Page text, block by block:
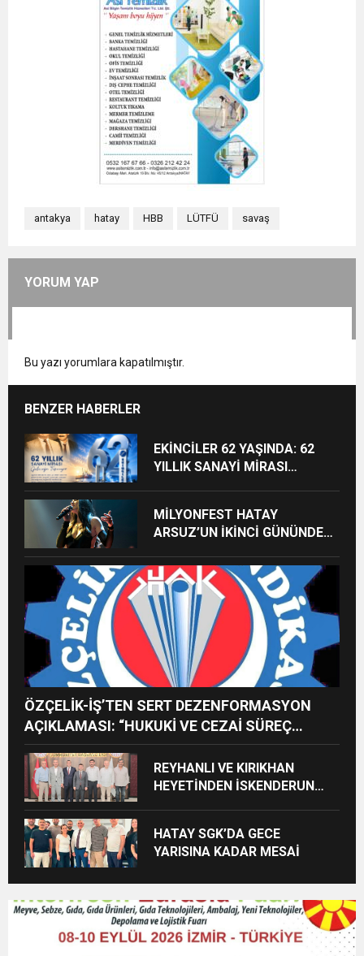
antakya hatay HBB LÜTFÜ savaş
YORUM YAP
Bu yazı yorumlara kapatılmıştır.
BENZER HABERLER
EKİNCİLER 62 YAŞINDA: 62
YILLIK SANAYİ MİRASI
MİLYONFEST HATAY
ARSUZ’UN İKİNCİ GÜNÜNDE
ALACAK
ÖZÇELİK-İŞ’TEN SERT DEZENFORMASYON
AÇIKLAMASI: “HUKUKİ VE CEZAİ SÜREÇ
BAŞLATILDI”
REYHANLI VE KIRIKHAN
HEYETİNDEN İSKENDERUN
HATAY SGK’DA GECE
YARISINA KADAR MESAİ